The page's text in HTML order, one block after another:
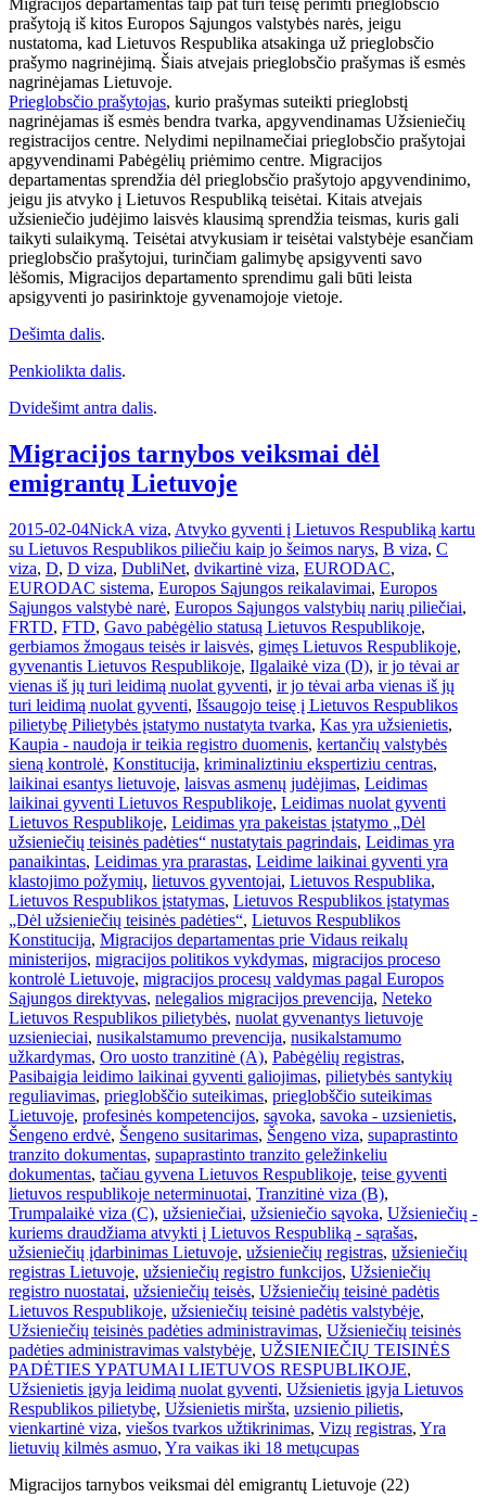
Migracijos departamentas taip pat turi teisę perimti prieglobsčio
prašytoją iš kitos Europos Sąjungos valstybės narės, jeigu
nustatoma, kad Lietuvos Respublika atsakinga už prieglobsčio
prašymo nagrinėjimą. Šiais atvejais prieglobsčio prašymas iš esmės
nagrinėjamas Lietuvoje.
Prieglobsčio prašytojas, kurio prašymas suteikti prieglobstį
nagrinėjamas iš esmės bendra tvarka, apgyvendinamas Užsieniečių
registracijos centre. Nelydimi nepilnamečiai prieglobsčio prašytojai
apgyvendinami Pabėgėlių priėmimo centre. Migracijos
departamentas sprendžia dėl prieglobsčio prašytojo apgyvendinimo,
jeigu jis atvyko į Lietuvos Respubliką teisėtai. Kitais atvejais
užsieniečio judėjimo laisvės klausimą sprendžia teismas, kuris gali
taikyti sulaikymą. Teisėtai atvykusiam ir teisėtai valstybėje esančiam
prieglobsčio prašytojui, turinčiam galimybę apsigyventi savo
lėšomis, Migracijos departamento sprendimu gali būti leista
apsigyventi jo pasirinktoje gyvenamojoje vietoje.
Dešimta dalis.
Penkiolikta dalis.
Dvidešimt antra dalis.
Migracijos tarnybos veiksmai dėl
emigrantų Lietuvoje
2015-02-04NickA viza, Atvyko gyventi į Lietuvos Respubliką kartu
su Lietuvos Respublikos piliečiu kaip jo šeimos narys, B viza, C
viza, D, D viza, DubliNet, dvikartinė viza, EURODAC,
EURODAC sistema, Europos Sąjungos reikalavimai, Europos
Sąjungos valstybė narė, Europos Sąjungos valstybių narių piliečiai,
FRTD, FTD, Gavo pabėgėlio statusą Lietuvos Respublikoje,
gerbiamos žmogaus teisės ir laisvės, gimęs Lietuvos Respublikoje,
gyvenantis Lietuvos Respublikoje, Ilgalaikė viza (D), ir jo tėvai ar
vienas iš jų turi leidimą nuolat gyventi, ir jo tėvai arba vienas iš jų
turi leidimą nuolat gyventi, Išsaugojo teisę į Lietuvos Respublikos
pilietybę Pilietybės įstatymo nustatyta tvarka, Kas yra užsienietis,
Kaupia - naudoja ir teikia registro duomenis, kertančių valstybės
sieną kontrolė, Konstitucija, kriminaliztiniu ekspertiziu centras,
laikinai esantys lietuvoje, laisvas asmenų judėjimas, Leidimas
laikinai gyventi Lietuvos Respublikoje, Leidimas nuolat gyventi
Lietuvos Respublikoje, Leidimas yra pakeistas įstatymo „Dėl
užsieniečių teisinės padėties“ nustatytais pagrindais, Leidimas yra
panaikintas, Leidimas yra prarastas, Leidime laikinai gyventi yra
klastojimo požymių, lietuvos gyventojai, Lietuvos Respublika,
Lietuvos Respublikos įstatymas, Lietuvos Respublikos įstatymas
„Dėl užsieniečių teisinės padėties“, Lietuvos Respublikos
Konstitucija, Migracijos departamentas prie Vidaus reikalų
ministerijos, migracijos politikos vykdymas, migracijos proceso
kontrolė Lietuvoje, migracijos procesų valdymas pagal Europos
Sąjungos direktyvas, nelegalios migracijos prevencija, Neteko
Lietuvos Respublikos pilietybės, nuolat gyvenantys lietuvoje
uzsienieciai, nusikalstamumo prevencija, nusikalstamumo
užkardymas, Oro uosto tranzitinė (A), Pabėgėlių registras,
Pasibaigia leidimo laikinai gyventi galiojimas, pilietybės santykių
reguliavimas, prieglobščio suteikimas, prieglobščio suteikimas
Lietuvoje, profesinės kompetencijos, sąvoka, savoka - uzsienietis,
Šengeno erdvė, Šengeno susitarimas, Šengeno viza, supaprastinto
tranzito dokumentas, supaprastinto tranzito geležinkeliu
dokumentas, tačiau gyvena Lietuvos Respublikoje, teise gyventi
lietuvos respublikoje neterminuotai, Tranzitinė viza (B),
Trumpalaikė viza (C), užsieniečiai, užsieniečio sąvoka, Užsieniečių -
kuriems draudžiama atvykti į Lietuvos Respubliką - sąrašas,
užsieniečių įdarbinimas Lietuvoje, užsieniečių registras, užsieniečių
registras Lietuvoje, užsieniečių registro funkcijos, Užsieniečių
registro nuostatai, užsieniečių teisės, Užsieniečių teisinė padėtis
Lietuvos Respublikoje, užsieniečių teisinė padėtis valstybėje,
Užsieniečių teisinės padėties administravimas, Užsieniečių teisinės
padėties administravimas valstybėje, UŽSIENIEČIŲ TEISINĖS
PADĖTIES YPATUMAI LIETUVOS RESPUBLIKOJE,
Užsienietis įgyja leidimą nuolat gyventi, Užsienietis įgyja Lietuvos
Respublikos pilietybę, Užsienietis miršta, uzsienio pilietis,
vienkartinė viza, viešos tvarkos užtikrinimas, Vizų registras, Yra
lietuvių kilmės asmuo, Yra vaikas iki 18 metųcupas
Migracijos tarnybos veiksmai dėl emigrantų Lietuvoje (22)